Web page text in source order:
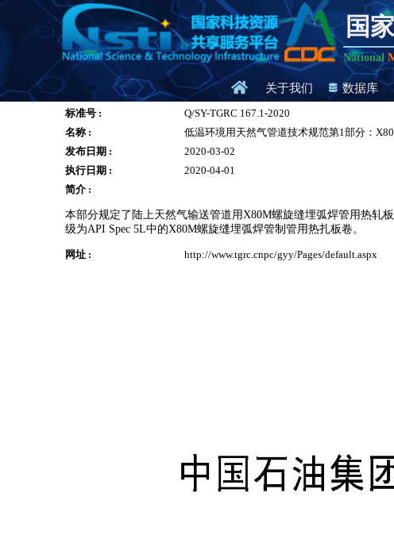
国
National
关于我们 数据库
标准号 :
Q/SY-TGRC 167.1-2020
名称 :
低温环境用天然气管道技术规范第1部分：
发布日期 :
2020-03-02
执行日期 :
2020-04-01
简介 :
本部分规定了陆上天然气输送管道用X80M螺旋缝埋弧焊管用热轧
级为API Spec 5L中的X80M螺旋缝埋弧焊管制管用热扎板卷。
网址 : http://www.tgrc.cnpc/gyy/Pages/default.aspx